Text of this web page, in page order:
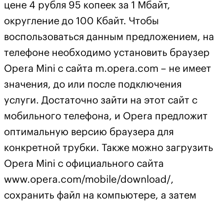
цене 4 рубля 95 копеек за 1 Мбайт,
округление до 100 Кбайт. Чтобы
воспользоваться данным предложением, на
телефоне необходимо установить браузер
Opera Mini с сайта m.opera.com – не имеет
значения, до или после подключения
услуги. Достаточно зайти на этот сайт с
мобильного телефона, и Opera предложит
оптимальную версию браузера для
конкретной трубки. Также можно загрузить
Opera Mini с официального сайта
www.opera.com/mobile/download/,
сохранить файл на компьютере, а затем